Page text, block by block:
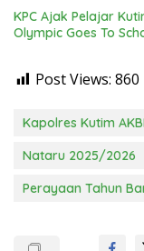
KPC Ajak Pelajar
Olympic Goes To
Post Views: 860
Kapolres Kutim
Nataru 2025/2026
Perayaan Tahun